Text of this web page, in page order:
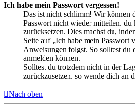
Ich habe mein Passwort vergessen!
Das ist nicht schlimm! Wir können
Passwort nicht wieder mitteilen, du
zurücksetzen. Dies machst du,
Seite auf „Ich habe mein Passwort
Anweisungen folgst. So solltest du
anmelden können.
Solltest du trotzdem nicht in der
zurückzusetzen, so wende dich an
Nach oben